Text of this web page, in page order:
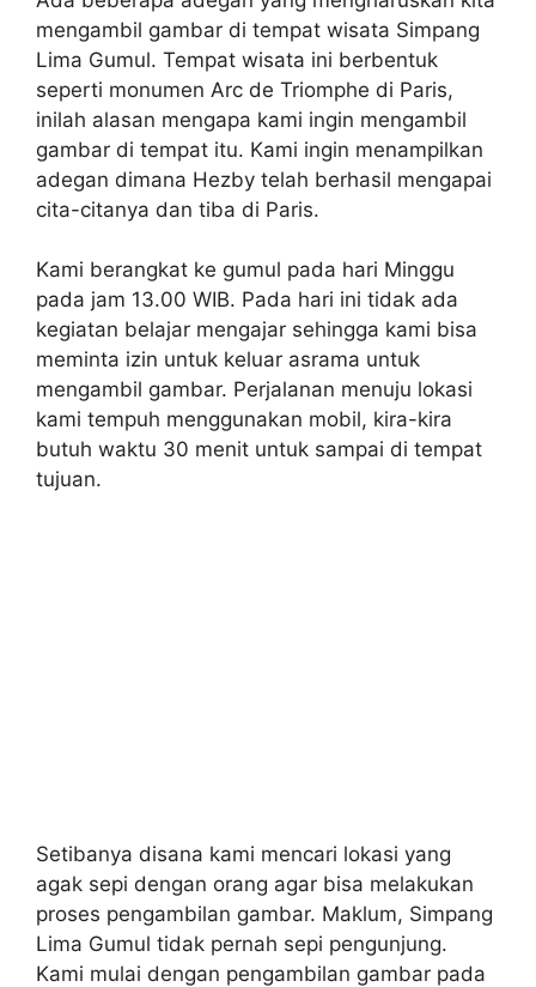
mengambil gambar di tempat wisata Simpang
Lima Gumul. Tempat wisata ini berbentuk
seperti monumen Arc de Triomphe di Paris,
inilah alasan mengapa kami ingin mengambil
gambar di tempat itu. Kami ingin menampilkan
adegan dimana Hezby telah berhasil mengapai
cita-citanya dan tiba di Paris.
Kami berangkat ke gumul pada hari Minggu
pada jam 13.00 WIB. Pada hari ini tidak ada
kegiatan belajar mengajar sehingga kami bisa
meminta izin untuk keluar asrama untuk
mengambil gambar. Perjalanan menuju lokasi
kami tempuh menggunakan mobil, kira-kira
butuh waktu 30 menit untuk sampai di tempat
tujuan.
Setibanya disana kami mencari lokasi yang
agak sepi dengan orang agar bisa melakukan
proses pengambilan gambar. Maklum, Simpang
Lima Gumul tidak pernah sepi pengunjung.
Kami mulai dengan pengambilan gambar pada